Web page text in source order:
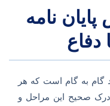
نامه
دفاع
گام به گام است که هر
صحیح این مراحل و